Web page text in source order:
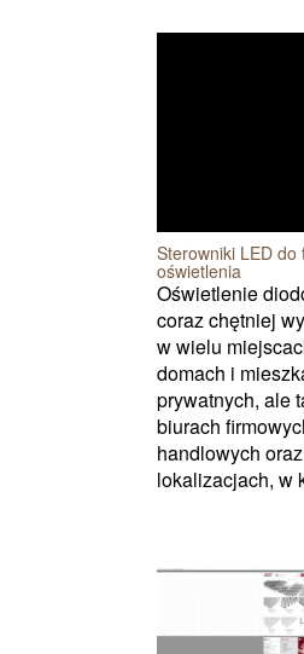
Sterowniki LED do
oświetlenia
Oświetlenie
coraz chętniej
w wielu
domach i
prywatnych, ale
biurach
handlowych
lokalizacjach, w